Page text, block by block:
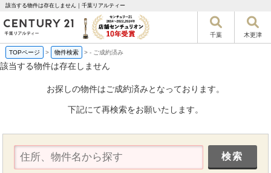
該当する物件は存在しません｜千葉リアルティー
千葉 木更津
TOPページ > 物件検索 >- ご成約済み
該当する物件は存在しません
お探しの物件はご成約済みとなっております。
下記にて再検索をお願いたします。